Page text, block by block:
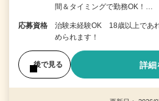
間＆タイミングで勤務OK！…
応募資格
治験未経験OK 18歳以上であ
められます！
後で見る 詳細